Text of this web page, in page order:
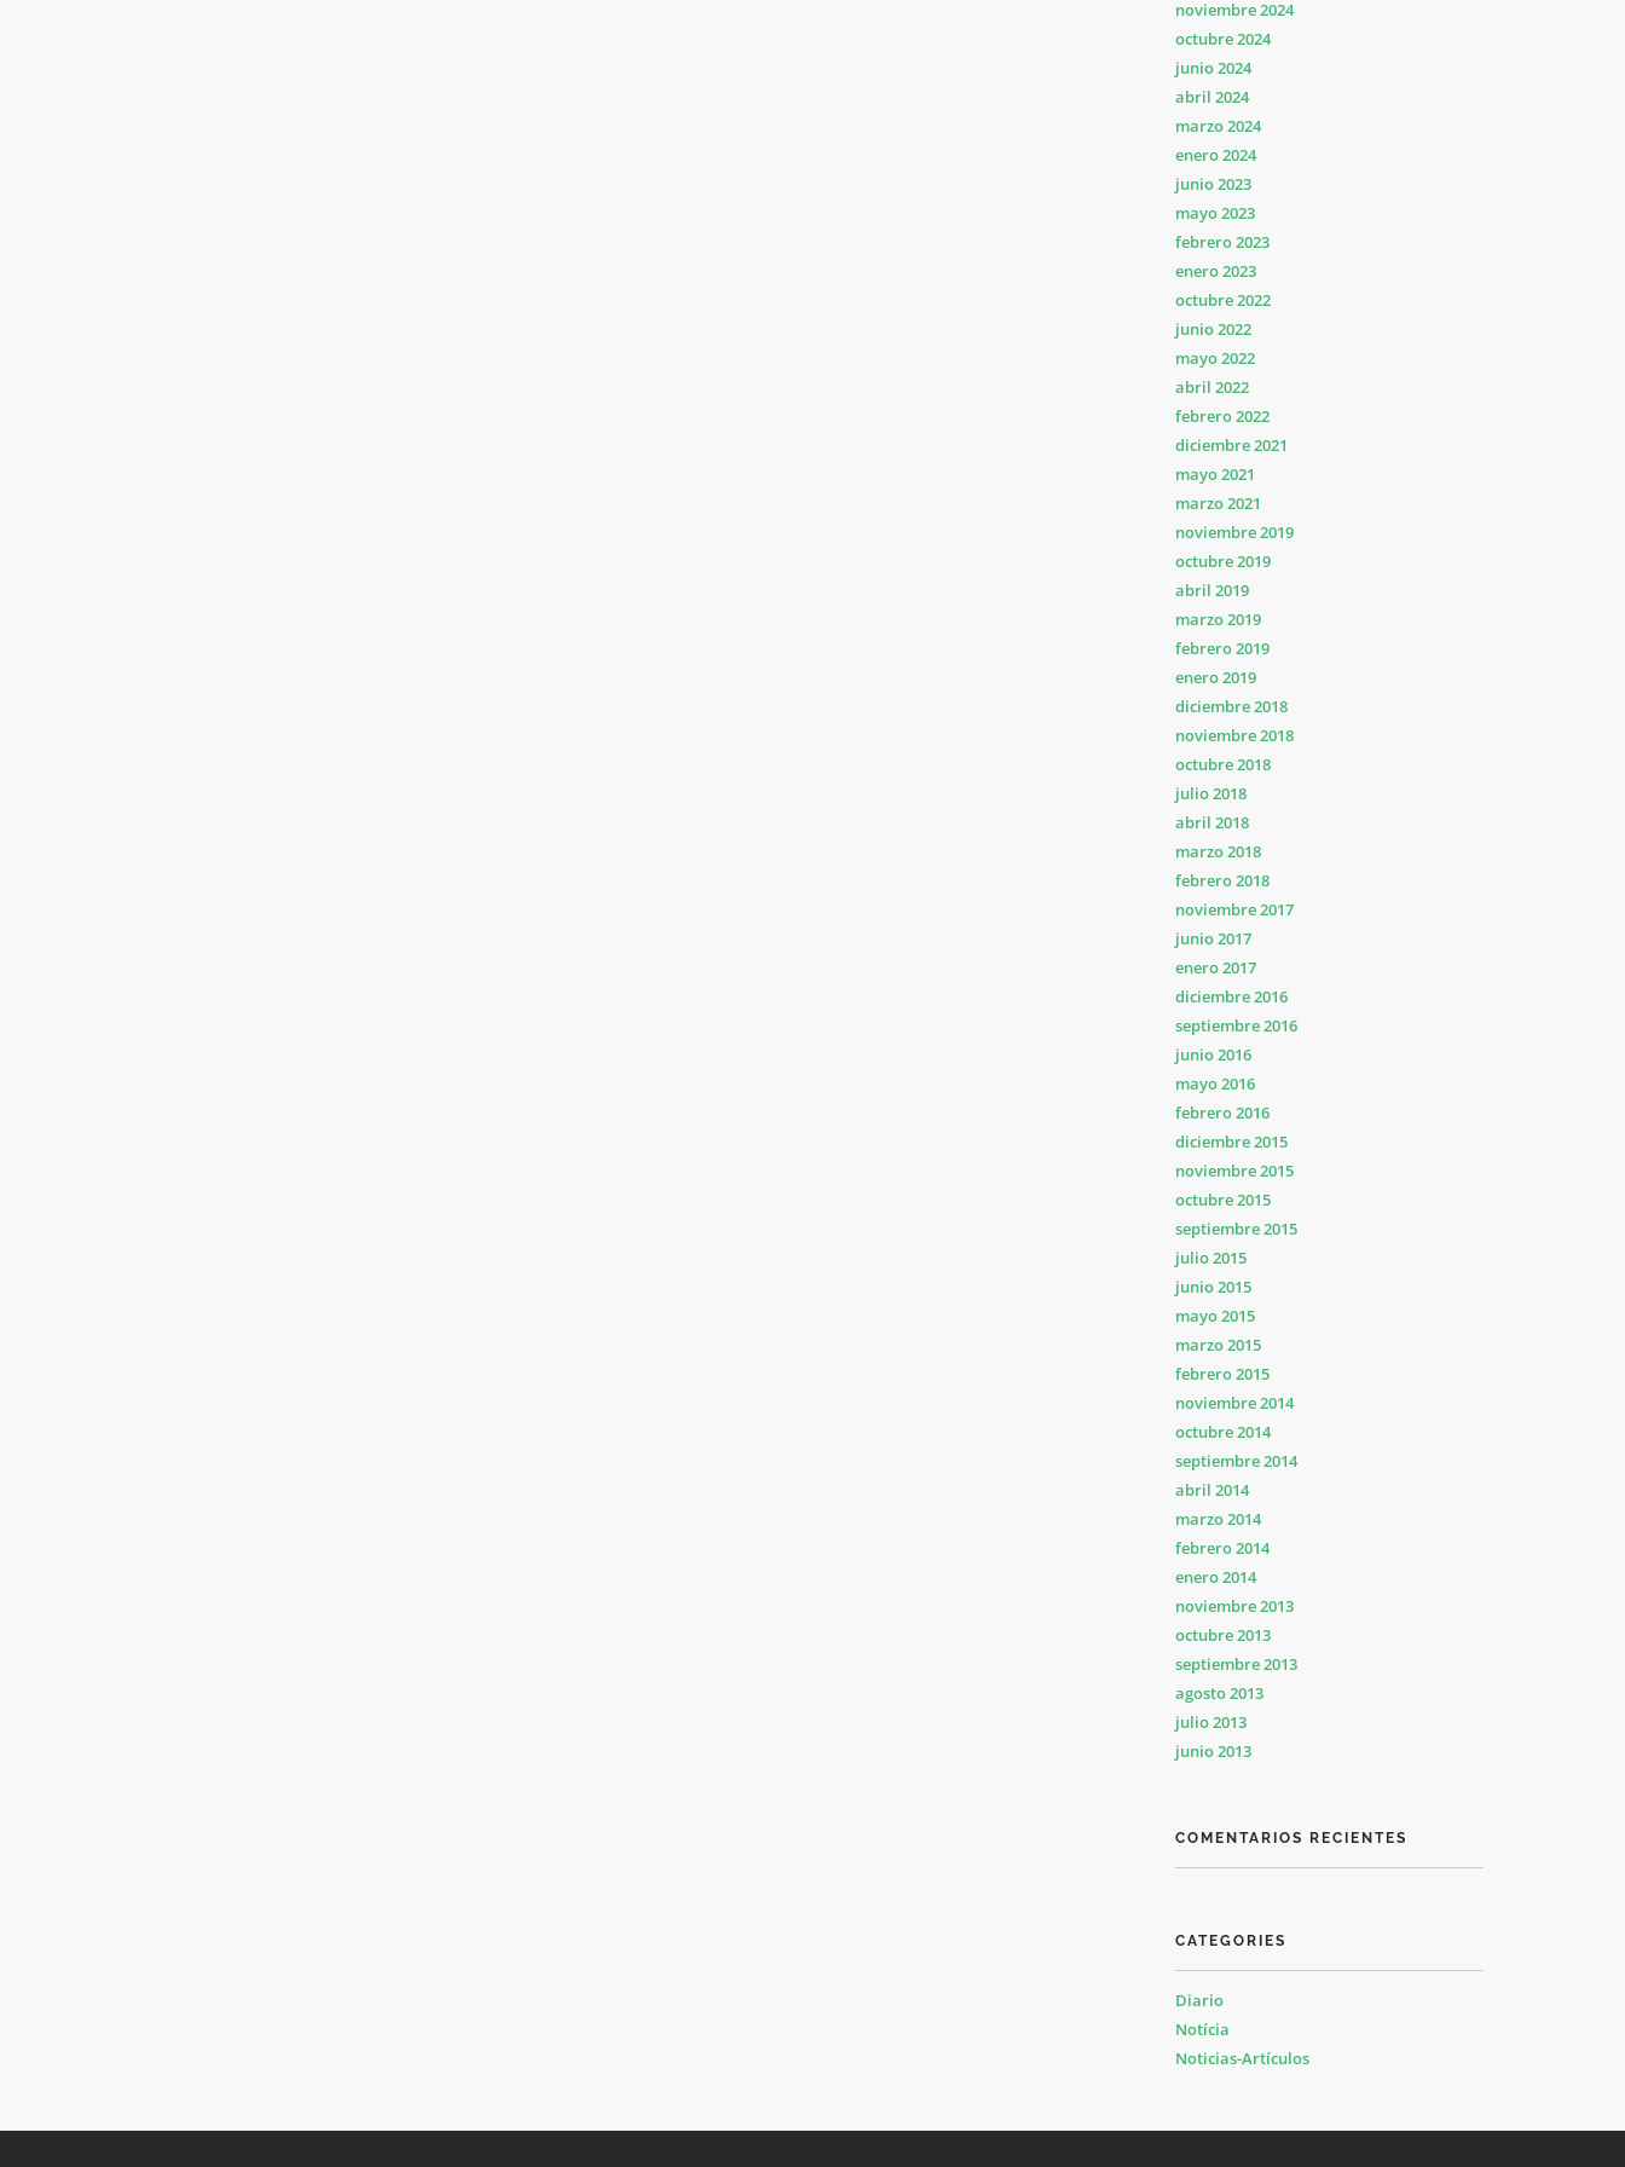
noviembre 2024
octubre 2024
junio 2024
abril 2024
marzo 2024
enero 2024
junio 2023
mayo 2023
febrero 2023
enero 2023
octubre 2022
junio 2022
mayo 2022
abril 2022
febrero 2022
diciembre 2021
mayo 2021
marzo 2021
noviembre 2019
octubre 2019
abril 2019
marzo 2019
febrero 2019
enero 2019
diciembre 2018
noviembre 2018
octubre 2018
julio 2018
abril 2018
marzo 2018
febrero 2018
noviembre 2017
junio 2017
enero 2017
diciembre 2016
septiembre 2016
junio 2016
mayo 2016
febrero 2016
diciembre 2015
noviembre 2015
octubre 2015
septiembre 2015
julio 2015
junio 2015
mayo 2015
marzo 2015
febrero 2015
noviembre 2014
octubre 2014
septiembre 2014
abril 2014
marzo 2014
febrero 2014
enero 2014
noviembre 2013
octubre 2013
septiembre 2013
agosto 2013
julio 2013
junio 2013
COMENTARIOS RECIENTES
CATEGORIES
Diario
Notícia
Noticias-Artículos